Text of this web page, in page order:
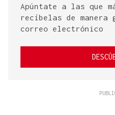
Apúntate a las que
recíbelas de
correo electrónico